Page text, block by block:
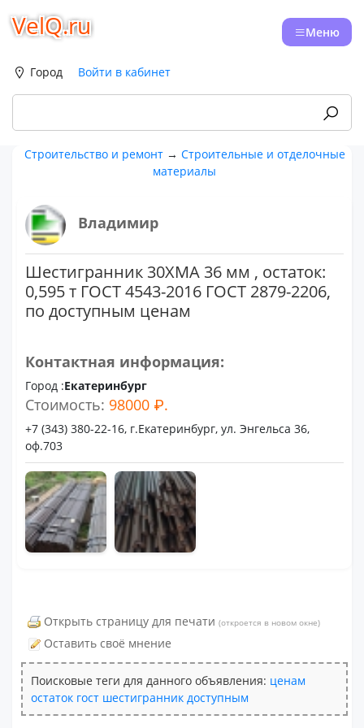
VelQ.ru Меню
Город Войти в кабинет
Строительство и ремонт→ Строительные и отделочные
материалы
Владимир
Шестигранник 30ХМА 36 мм , остаток:
0,595 т ГОСТ 4543-2016 ГОСТ 2879-2206,
по доступным ценам
Контактная информация:
Город :Екатеринбург
Стоимость: 98000 ₽.
+7 (343) 380-22-16, г.Екатеринбург, ул. Энгельса 36,
оф.703
Открыть страницу для печати (откроется в новом окне)
Оставить своё мнение
Поисковые теги для данного объявления: ценам
остаток гост шестигранник доступным